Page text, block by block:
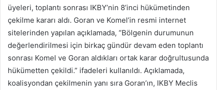
üyeleri, toplantı sonrası IKBY’nin 8’inci hükümetinden
çekilme kararı aldı. Goran ve Komel’in resmi internet
sitelerinden yapılan açıklamada, “Bölgenin durumunun
değerlendirilmesi için birkaç gündür devam eden toplantı
sonrası Komel ve Goran aldıkları ortak karar doğrultusunda
hükümetten çekildi.” ifadeleri kullanıldı. Açıklamada,
koalisyondan çekilmenin yanı sıra Goran’ın, IKBY Meclis